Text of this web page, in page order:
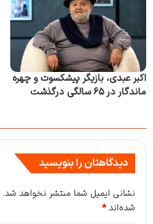
اکبر عبدی، بازیگر پیشکسوت و چهره
ماندگار در ۶۵ سالگی درگذشت
دیدگاهتان را بنویسید
نشانی ایمیل شما منتشر نخواهد شد.
شده‌اند*